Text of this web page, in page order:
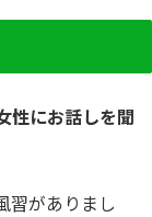
性にお話しを聞
習がありまし